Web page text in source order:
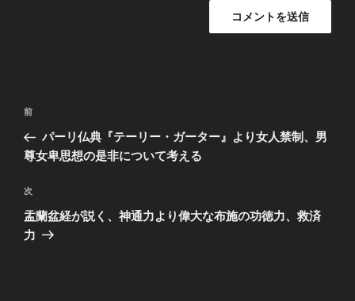
投
ナ
ゲ
ー
シ
前
の
投
前
パーリ仏典『テーリー・ガーター』より女人禁制、男
尊女卑思想の是非について考える
次
の
投
次
盂蘭盆経が説く、神通力より偉大な布施の功徳力、救済
力